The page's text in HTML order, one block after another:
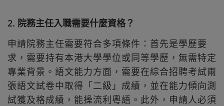
2. 院務主任入職需要什麼資格？
申請院務主任需要符合多項條件：首先是學歷要
求，需要持有本港大學學位或同等學歷，無需特定
專業背景。語文能力方面，需要在綜合招聘考試兩
張語文試卷中取得「二級」成績，並在能力傾向測
試獲及格成績，能操流利粵語。此外，申請人必須